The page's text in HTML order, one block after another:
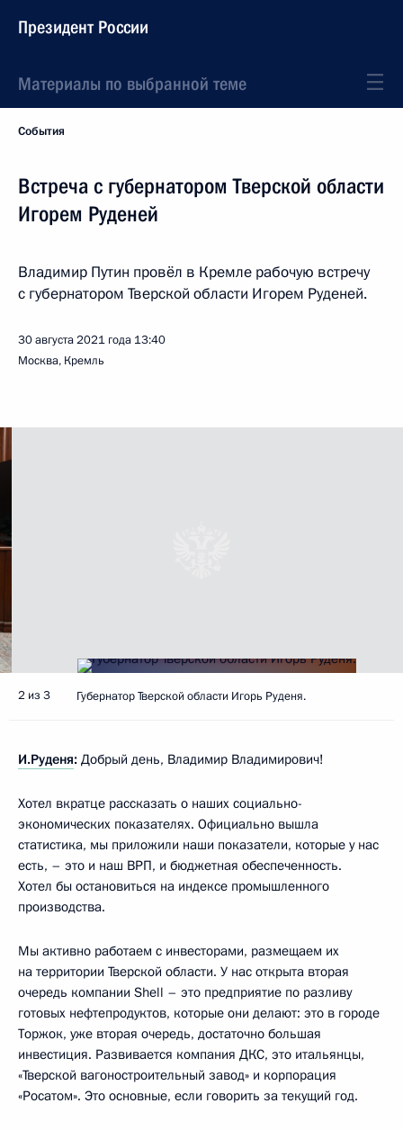
Президент России
Материалы по выбранной теме
События
Встреча с губернатором Тверской области
Игорем Руденей
Владимир Путин провёл в Кремле рабочую встречу
с губернатором Тверской области Игорем Руденей.
30 августа 2021 года 13:40
Москва, Кремль
2 из 3 Губернатор Тверской области Игорь Руденя.
И.Руденя: Добрый день, Владимир Владимирович!
Хотел вкратце рассказать о наших социально-
экономических показателях. Официально вышла
статистика, мы приложили наши показатели, которые у нас
есть, – это и наш ВРП, и бюджетная обеспеченность.
Хотел бы остановиться на индексе промышленного
производства.
Мы активно работаем с инвесторами, размещаем их
на территории Тверской области. У нас открыта вторая
очередь компании Shell – это предприятие по разливу
готовых нефтепродуктов, которые они делают: это в городе
Торжок, уже вторая очередь, достаточно большая
инвестиция. Развивается компания ДКС, это итальянцы,
«Тверской вагоностроительный завод» и корпорация
«Росатом». Это основные, если говорить за текущий год.